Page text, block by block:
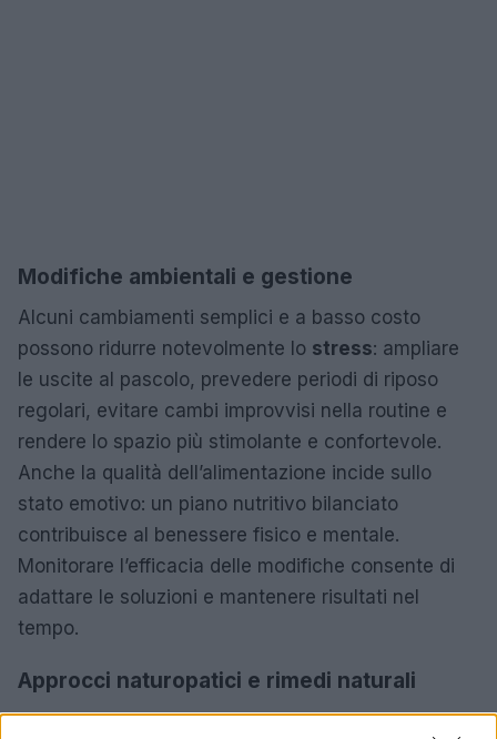
Modifiche ambientali e gestione
Alcuni cambiamenti semplici e a basso costo
possono ridurre notevolmente lo stress: ampliare
le uscite al pascolo, prevedere periodi di riposo
regolari, evitare cambi improvvisi nella routine e
rendere lo spazio più stimolante e confortevole.
Anche la qualità dell’alimentazione incide sullo
stato emotivo: un piano nutritivo bilanciato
contribuisce al benessere fisico e mentale.
Monitorare l’efficacia delle modifiche consente di
adattare le soluzioni e mantenere risultati nel
tempo.
Approcci naturopatici e rimedi naturali
Tra irimedi naturalisi possono considerare